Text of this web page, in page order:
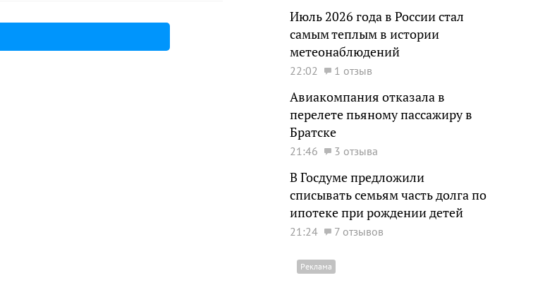
Июль 2026 года в России стал
самым теплым в истории
метеонаблюдений
22:02 1 отзыв
Авиакомпания отказала в
перелете пьяному пассажиру в
Братске
21:46 3 отзыва
В Госдуме предложили
списывать семьям часть долга по
ипотеке при рождении детей
21:24 7 отзывов